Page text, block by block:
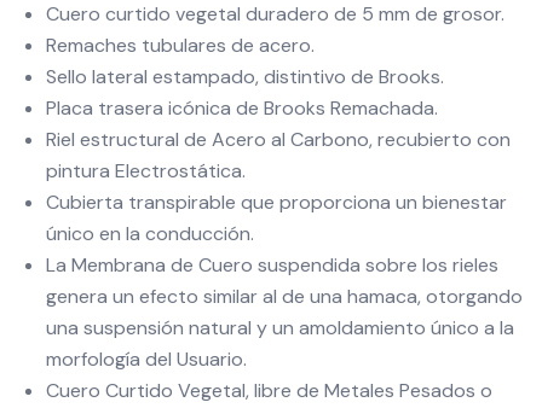
Cuero curtido vegetal duradero de 5 mm de grosor.
Remaches tubulares de acero.
Sello lateral estampado, distintivo de Brooks.
Placa trasera icónica de Brooks Remachada.
Riel estructural de Acero al Carbono, recubierto con
pintura Electrostática.
Cubierta transpirable que proporciona un bienestar
único en la conducción.
La Membrana de Cuero suspendida sobre los rieles
genera un efecto similar al de una hamaca, otorgando
una suspensión natural y un amoldamiento único a la
morfología del Usuario.
Cuero Curtido Vegetal, libre de Metales Pesados o